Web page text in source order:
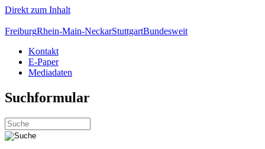
Direkt zum Inhalt
FreiburgRhein-Main-NeckarStuttgartBundesweit
Kontakt
E-Paper
Mediadaten
Suchformular